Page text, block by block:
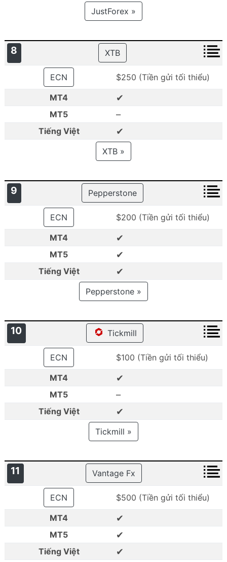
JustForex »
8 XTB
ECN
$250 (Tiền gửi tối thiểu)
MT4
✔
MT5 –
Tiếng Việt ✔
XTB »
9 Pepperstone
ECN
$200 (Tiền gửi tối thiểu)
MT4
✔
MT5 ✔
Tiếng Việt ✔
Pepperstone »
10 Tickmill
ECN
$100 (Tiền gửi tối thiểu)
MT4
✔
MT5 –
Tiếng Việt ✔
Tickmill »
11 Vantage Fx
ECN
$500 (Tiền gửi tối thiểu)
MT4
✔
MT5 ✔
Tiếng Việt ✔